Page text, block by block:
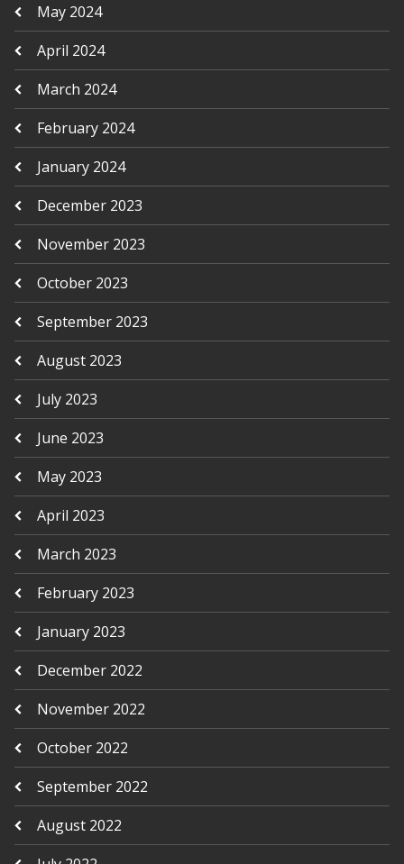
May 2024
April 2024
March 2024
February 2024
January 2024
December 2023
November 2023
October 2023
September 2023
August 2023
July 2023
June 2023
May 2023
April 2023
March 2023
February 2023
January 2023
December 2022
November 2022
October 2022
September 2022
August 2022